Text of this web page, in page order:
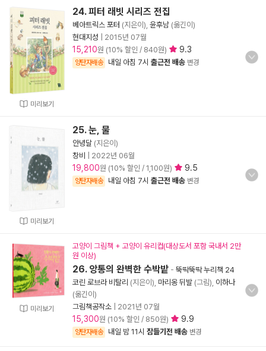
미리보기
24. 피터 래빗 시리즈 전집
베아트릭스 포터 (지은이), 윤후남 (옮긴이)
현대지성
2015년 07월
15,210원 (10% 할인 / 840원) 9.3
양탄자배송 내일 아침 7시 출근전 배송 변경
미리보기
25. 눈, 물
안녕달 (지은이)
창비
2022년 06월
19,800원 (10% 할인 / 1,100원) 9.5
양탄자배송 내일 아침 7시 출근전 배송 변경
미리보기
고양이 그림책 + 고양이 유리컵(대상도서 포함 국내서 2만
원 이상)
26. 앙통의 완벽한 수박밭 - 뚝딱뚝딱 누리책 24
코린 로브라 비탈리 (지은이), 마리옹 뒤발 (그림), 이하나
(옮긴이)
그림책공작소
2021년 07월
15,300원 (10% 할인 / 850원) 9.9
양탄자배송 내일 밤 11시 잠들기전 배송 변경